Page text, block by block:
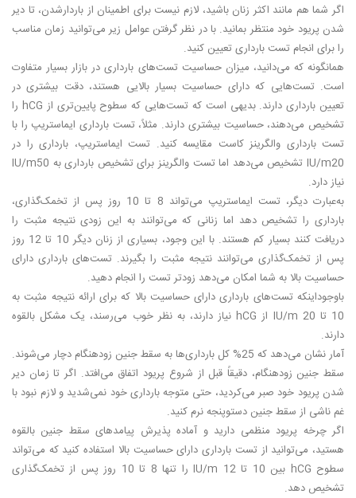
اگر شما هم مانند اکثر زنان باشید، لازم نیست برای اطمینان از باردارشدن، تا دیر
شدن پریود خود منتظر بمانید. با در نظر گرفتن عوامل زیر می‌­توانید زمان مناسب
را برای انجام تست بارداری تعیین کنید.
همان­گونه که می‌­دانید، میزان حساسیت تست­‌های بارداری در بازار بسیار متفاوت
است. تست­‌هایی که دارای حساسیت بسیار بالایی هستند، دقت بیشتری در
تعیین بارداری دارند. بدیهی است که تست­‌هایی که سطوح پایین­‌تری از hCG را
تشخیص می‌­دهند، حساسیت بیشتری دارند. مثلاً، تست بارداری ایم­استریپ را با
تست بارداری وال­گرینز کاست مقایسه کنید. تست ایم­استریپ، بارداری را در
IU/m20 تشخیص می‌­دهد اما تست وال­گرینز برای تشخیص بارداری به IU/m50
نیاز دارد.
به‌عبارت‌ دیگر، تست ایم­استریپ می‌­تواند 8 تا 10 روز پس از تخمک‌­گذاری،
بارداری را تشخیص دهد اما زنانی که می­‌توانند به این زودی نتیجه مثبت را
دریافت کنند بسیار کم هستند. با این ­وجود، بسیاری از زنان دیگر 10 تا 12 روز
پس از تخمک­‌گذاری می­‌توانند نتیجه مثبت را بگیرند. تست­‌های بارداری دارای
حساسیت بالا به شما امکان می­‌دهد زودتر تست را انجام دهید.
باوجوداینکه تست­‌های بارداری دارای حساسیت بالا که برای ارائه نتیجه مثبت به
10 تا 20 IU/m از hCG نیاز دارند، به نظر خوب می­‌رسند، یک مشکل بالقوه
دارند.
آمار نشان می­‌دهد که 25% کل بارداری­‌ها به سقط جنین زودهنگام دچار می­‌شوند.
سقط جنین زودهنگام، دقیقاً قبل از شروع پریود اتفاق می­‌افتد. اگر تا زمان دیر
شدن پریود خود صبر می­‌کردید، حتی متوجه بارداری خود نمی‌­شدید و لازم نبود با
غم ناشی از سقط جنین دست­وپنجه نرم کنید.
اگر چرخه پریود منظمی دارید و آماده پذیرش پیامدهای سقط جنین بالقوه
هستید، می‌­توانید از تست بارداری دارای حساسیت بالا استفاده کنید که می‌­تواند
سطوح hCG بین 10 تا 12 IU/m را تنها 8 تا 10 روز پس از تخمک­‌گذاری
تشخیص دهد.